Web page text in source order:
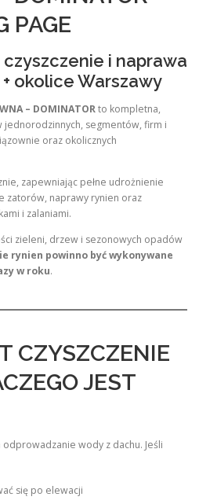
PAGE
i naprawa
okolice Warszawy
– DOMINATORto kompletna,
jednorodzinnych, segmentów, firm i
oraz okolicznych
zapewniając pełne udrożnienie
zatorów, naprawy rynien oraz
i zalaniami.
zieleni, drzew i sezonowych opadów
rynien powinno być wykonywane
w roku.
CZYSZCZENIE
JEST
wody z dachu. Jeśli
się po elewacji